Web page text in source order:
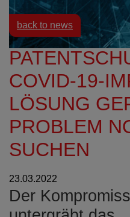
back to news
COVID-19-
LÖSUNG
PROBLEM
SUCHEN
23.03.2022
Der